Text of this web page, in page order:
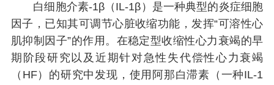
白细胞介素-1β（IL-1β）是一种典型的炎症细胞
因子，已知其可调节心脏收缩功能，发挥“可溶性心
肌抑制因子”的作用。在稳定型收缩性心力衰竭的早
期阶段研究以及近期针对急性失代偿性心力衰竭
（HF）的研究中发现，使用阿那白滞素（一种IL-1